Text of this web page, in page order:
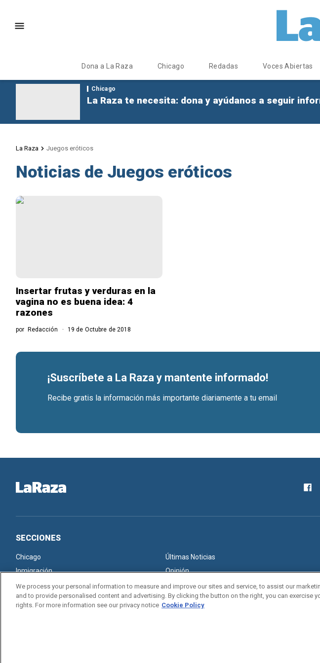
Dona a La Raza Chicago Redadas Voces Abiertas
Chicago
La Raza te necesita: dona y ayúdanos a seguir
La Raza Juegos eróticos
Noticias de Juegos eróticos
Insertar frutas y verduras en la
vagina no es buena idea: 4
razones
por Redacción 19 de Octubre de 2018
¡Suscríbete a La Raza y mantente informado!
Recibe gratis la información más importante diariamente a tu email
SECCIONES
Chicago
Últimas Noticias
Inmigración
Opinión
We process your personal information to measure and improve our sites and service, to assist our
and to provide personalised content and advertising. By clicking the button on the right, you can exercise
rights. For more information see our privacy notice Cookie Policy